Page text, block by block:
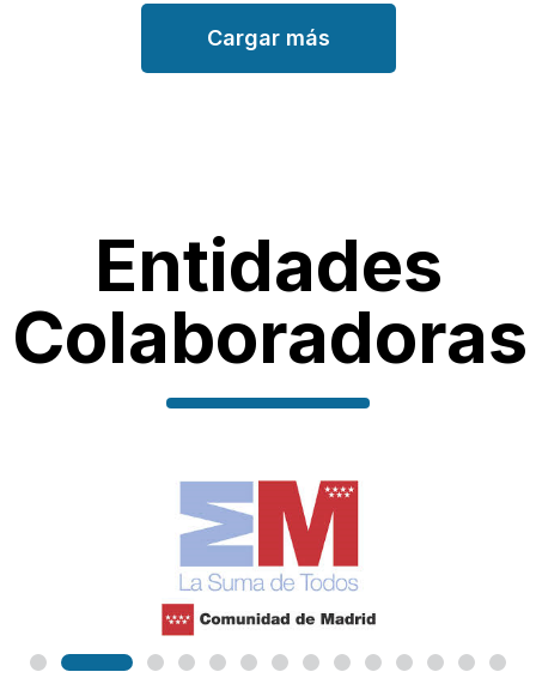
Cargar más
Entidades
Colaboradoras